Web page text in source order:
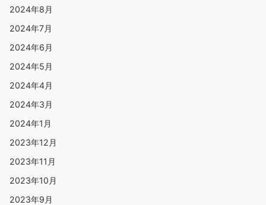
2024年8月
2024年7月
2024年6月
2024年5月
2024年4月
2024年3月
2024年1月
2023年12月
2023年11月
2023年10月
2023年9月